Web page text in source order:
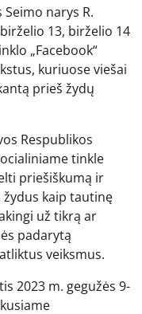
narys R.
13, birželio 14
„Facebook“
kuriuose viešai
prieš žydų
Respublikos
tinkle
priešiškumą ir
kaip tautinę
už tikrą ar
padarytą
veiksmus.
2023 m. gegužės 9-